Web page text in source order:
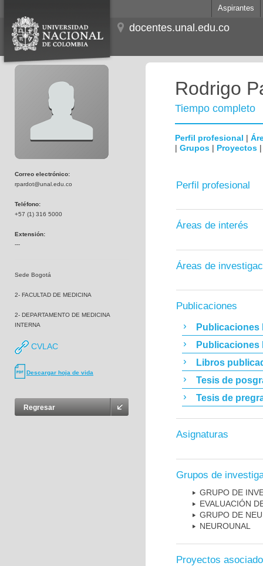
Aspirantes
docentes.unal.edu.co
Correo electrónico:
rpardot@unal.edu.co
Teléfono:
+57 (1) 316 5000
Extensión:
---
Sede Bogotá
2- FACULTAD DE MEDICINA
2- DEPARTAMENTO DE MEDICINA
INTERNA
CVLAC
Descargar hoja de vida
Regresar
Rodrigo
Tiempo completo
Perfil profesional |
| Grupos | Proyectos
Perfil profesional
Áreas de interés
Áreas de
Publicaciones
Publicaciones
Publicaciones
Libros
Tesis de
Tesis de
Asignaturas
Grupos de
GRUPO DE
EVALUACIÓN
GRUPO DE
NEUROUNAL
Proyectos